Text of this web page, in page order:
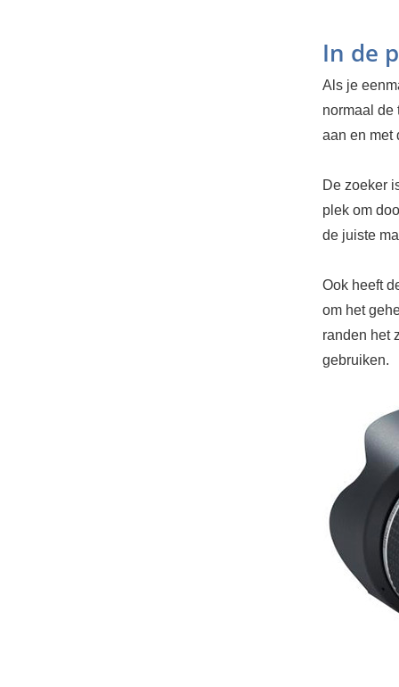
In de
Als je
normaal de
aan en met
De zoeker
plek om
de juiste
Ook heeft
om het
randen het
gebruiken.